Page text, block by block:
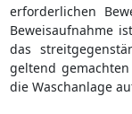
erforderlichen
Beweisaufnahme
das
geltend
die Waschanlage